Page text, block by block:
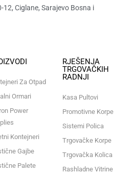
Ciglane, Sarajevo Bosna i
Za Otpad
Ormari
Power
Kontejneri
Gajbe
Palete
RJEŠENJA
TRGOVAČKIH
RADNJI
Kasa Pultovi
Promotivne Korpe
Sistemi Polica
Trgovačke Korpe
Trgovačka Kolica
Rashladne Vitrine